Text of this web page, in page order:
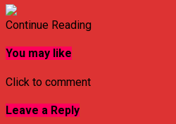
Continue Reading
You may like
Click to comment
Leave a Reply